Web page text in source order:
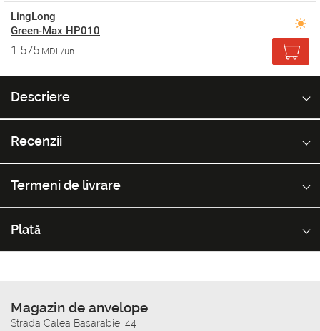
LingLong
Green-Max HP010
1 575 MDL/un
Descriere
Recenzii
Termeni de livrare
Plată
Magazin de anvelope
Strada Calea Basarabiei 44